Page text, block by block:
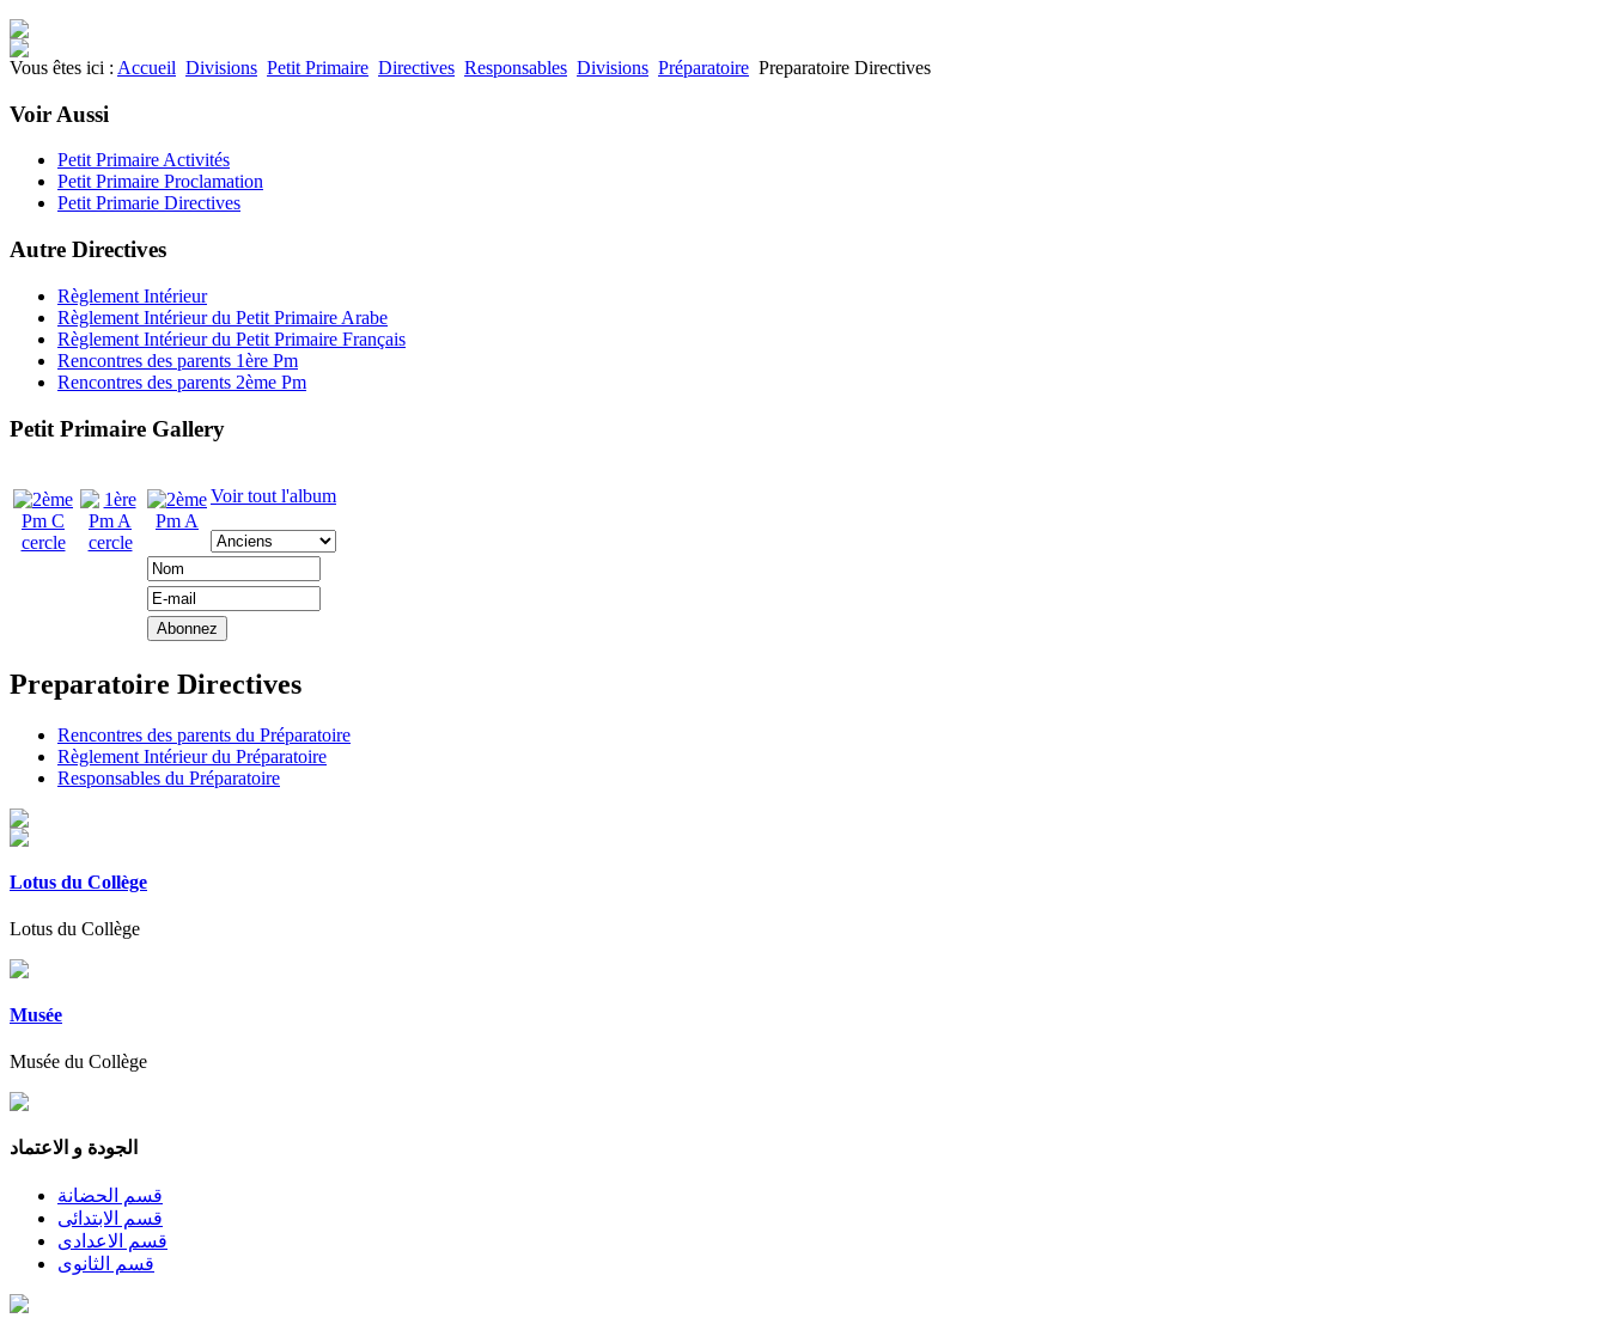
Vous êtes ici : Accueil Divisions Petit Primaire Directives Responsables Divisions Préparatoire Preparatoire Directives
Voir Aussi
Petit Primaire Activités
Petit Primaire Proclamation
Petit Primarie Directives
Autre Directives
Règlement Intérieur
Règlement Intérieur du Petit Primaire Arabe
Règlement Intérieur du Petit Primaire Français
Rencontres des parents 1ère Pm
Rencontres des parents 2ème Pm
Petit Primaire Gallery
Voir tout l'album
Preparatoire Directives
Rencontres des parents du Préparatoire
Règlement Intérieur du Préparatoire
Responsables du Préparatoire
Lotus du Collège
Lotus du Collège
Musée
Musée du Collège
الجودة و الاعتماد
قسم الحضانة
قسم الابتدائى
قسم الاعدادى
قسم الثانوى